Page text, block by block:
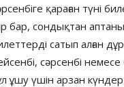
қараған түні
бар, сондықтан
сатып алған
сәрсенбі немесе
ұшу үшін арзан